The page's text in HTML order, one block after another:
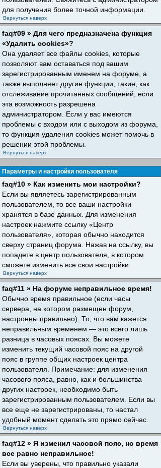
для получения более точной информации.
Вернуться наверх
faq#09 » Для чего предназначена функция
«Удалить cookies»?
Она удаляет все файлы cookies, которые
позволяют вам оставаться под вашим
зарегистрированным именем на форуме, а
также выполняет другие функции, такие, как
отслеживание прочитанных сообщений, если
эта возможность разрешена
администратором. Если у вас имеются
проблемы с входом или с выходом из форума,
то функция удаления cookies может помочь в
решении этой проблемы.
Вернуться наверх
Параметры и настройки пользователя
faq#10 » Как изменить мои настройки?
Если вы являетесь зарегистрированным
пользователем, то все ваши настройки
хранятся в базе данных. Для изменения
настроек нажмите ссылку «Центр
пользователя», которая обычно находится
сверху страниц форума. Нажав на ссылку, вы
попадете в центр пользователя, в котором
сможете изменить все свои настройки.
Вернуться наверх
faq#11 » На форуме неправильное время!
Обычно время правильное (если часы
сервера, на котором размещен форум,
настроены правильно). То, что вам кажется
неправильным временем — это всего лишь
разница в часовых поясах. Вы можете
изменить текущий часовой пояс на другой
пояс в группе общих настроек центра
пользователя. Примечание: для изменения
часового пояса, равно, как и большинства
других настроек, необходимо быть
зарегистрированным пользователем. Если вы
все еще не зарегистрированы, то настал
удобный момент сделать это прямо сейчас.
Вернуться наверх
faq#12 » Я изменил часовой пояс, но время
все равно неправильное!
Если вы уверены, что правильно указали